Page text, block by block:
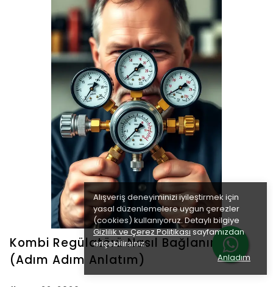
Alışveriş deneyiminizi iyileştirmek için
yasal düzenlemelere uygun çerezler
(cookies) kullanıyoruz. Detaylı bilgiye
Gizlilik ve Çerez Politikasısayfamızdan
erişebilirsiniz.
Anladım
Kombi Regülatörü Nasıl Bağlanır?
(Adım Adım Anlatım)